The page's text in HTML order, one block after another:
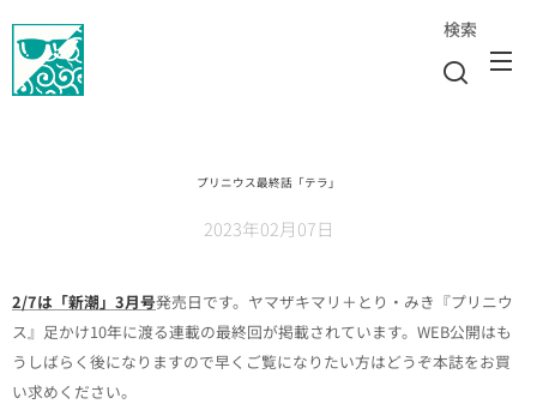
検索
プリニウス最終話「テラ」
2023年02月07日
2/7は「新潮」3月号発売日です。ヤマザキマリ＋とり・みき『プリニウ
ス』足かけ10年に渡る連載の最終回が掲載されています。WEB公開はも
うしばらく後になりますので早くご覧になりたい方はどうぞ本誌をお買
い求めください。